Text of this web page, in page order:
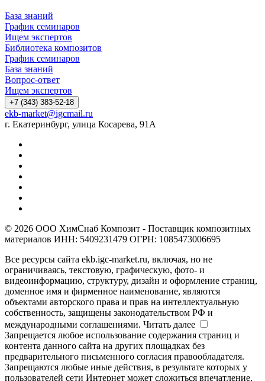
База знаний
График семинаров
Ищем экспертов
Библиотека композитов
График семинаров
База знаний
Вопрос-ответ
Ищем экспертов
+7 (343) 383-52-18
ekb-market@igcmail.ru
г. Екатеринбург, улица Косарева, 91А
© 2026 ООО ХимСнаб Композит - Поставщик композитных
материалов ИНН: 5409231479 ОГРН: 1085473006695
Все ресурсы сайта ekb.igc-market.ru, включая, но не
ограничиваясь, текстовую, графическую, фото- и
видеоинформацию, структуру, дизайн и оформление страниц,
доменное имя и фирменное наименование, являются
объектами авторского права и прав на интеллектуальную
собственность, защищены законодательством РФ и
международными соглашениями. Читать далее
Запрещается любое использование содержания страниц и
контента данного сайта на других площадках без
предварительного письменного согласия правообладателя.
Запрещаются любые иные действия, в результате которых у
пользователей сети Интернет может сложиться впечатление,